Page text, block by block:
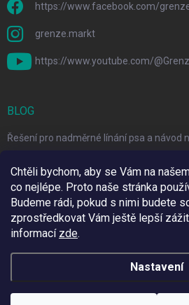
Chtěli bychom, aby se Vám na
co nejlépe. Proto naše stránka
Budeme rádi, pokud s nimi budete
zprostředkovat Vám ještě lepší
informací zde.
Nastavení
https://www.facebook.com/
grenze.markt
https://www.youtube.com/
BLOG
Řešení pro nadměrné línání psa a návod
Top 6 značek pro domácí mazlíčky za
Copyright 2026Grenze Markt Online.